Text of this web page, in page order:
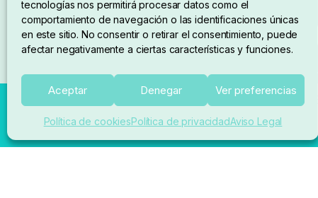
tecnologías nos permitirá procesar datos como el
comportamiento de navegación o las identificaciones únicas
en este sitio. No consentir o retirar el consentimiento, puede
afectar negativamente a ciertas características y funciones.
Aceptar Denegar Ver preferencias
Política de cookiesPolítica de privacidadAviso Legal